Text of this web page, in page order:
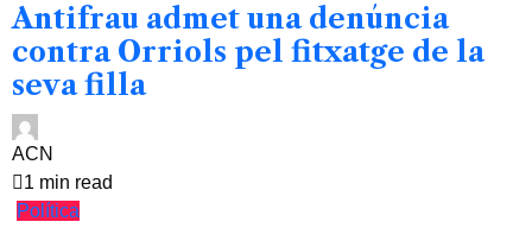
Antifrau admet una denúncia
contra Orriols pel fitxatge de la
seva filla
ACN
1 min read
Política